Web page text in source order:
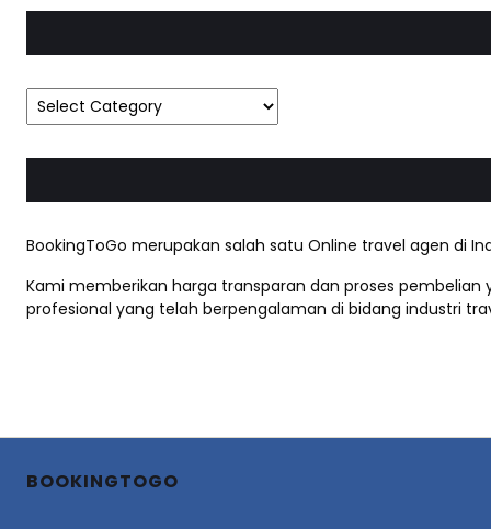
BookingToGo merupakan salah satu Online travel agen di
Kami memberikan harga transparan dan proses
profesional yang telah berpengalaman di bidang industri
BOOKINGTOGO